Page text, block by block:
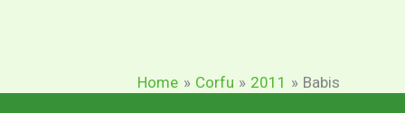
Home Corfu 2011 Babis